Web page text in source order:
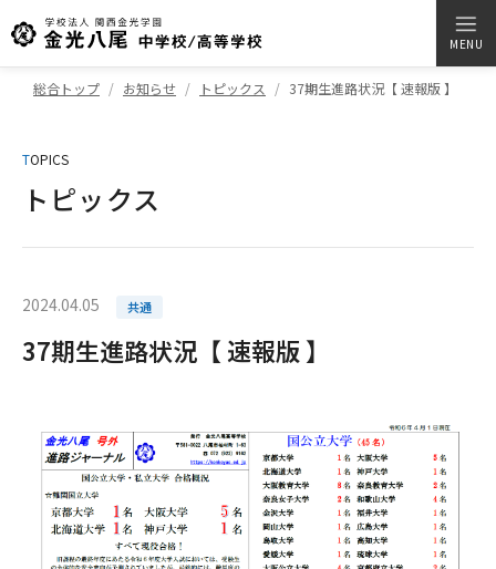
MENU
総合トップ お知らせ トピックス 37期生進路状況【 速報版 】
TOPICS
トピックス
2024.04.05 共通
37期生進路状況【 速報版 】